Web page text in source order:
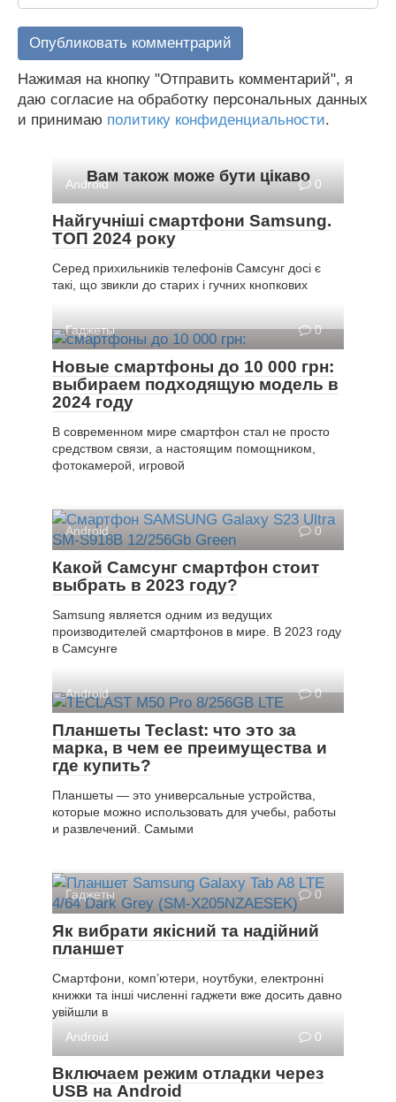
Нажимая на кнопку "Отправить комментарий", я
даю согласие на обработку персональных данных
и принимаю политику конфиденциальности.
Вам також може бути цікаво
Android 0
Найгучніші смартфони Samsung.
ТОП 2024 року
Серед прихильників телефонів Самсунг досі є
такі, що звикли до старих і гучних кнопкових
Гаджеты 0
Новые смартфоны до 10 000 грн:
выбираем подходящую модель в
2024 году
В современном мире смартфон стал не просто
средством связи, а настоящим помощником,
фотокамерой, игровой
Android 0
Какой Самсунг смартфон стоит
выбрать в 2023 году?
Samsung является одним из ведущих
производителей смартфонов в мире. В 2023 году
в Самсунге
Android 0
Планшеты Teclast: что это за
марка, в чем ее преимущества и
где купить?
Планшеты — это универсальные устройства,
которые можно использовать для учебы, работы
и развлечений. Самыми
Гаджеты 0
Як вибрати якісний та надійний
планшет
Смартфони, комп’ютери, ноутбуки, електронні
книжки та інші численні гаджети вже досить давно
увійшли в
Android
0
Включаем режим отладки через
USB на Android